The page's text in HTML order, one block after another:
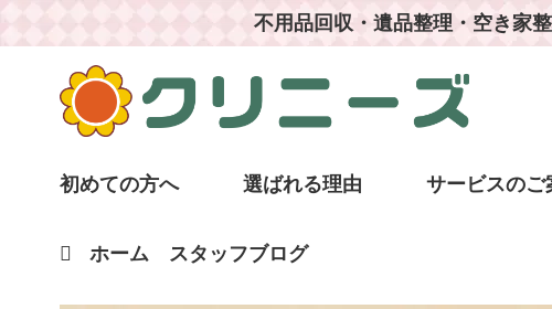
不用品回収・遺品整理・空き家
初めての方へ 選ばれる理由 サービスのご
ホーム スタッフブログ